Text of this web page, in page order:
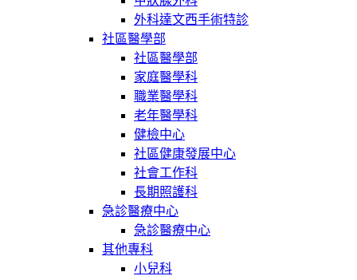
外科達文西手術特診
社區醫學部
社區醫學部
家庭醫學科
職業醫學科
老年醫學科
健檢中心
社區健康發展中心
社會工作科
長期照護科
急診醫療中心
急診醫療中心
其他專科
小兒科